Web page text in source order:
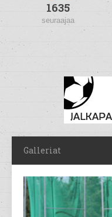
1635
seuraajaa
Galleriat